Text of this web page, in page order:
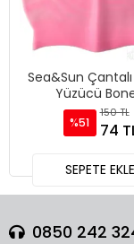
Sea&Sun
Yüzücü
%51
150 TL
74
SEPETE EKLE
0850 242